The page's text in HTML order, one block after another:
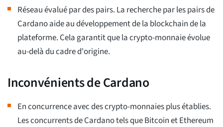
Réseau évalué par des pairs. La recherche par les pairs de
Cardano aide au développement de la blockchain de la
plateforme. Cela garantit que la crypto-monnaie évolue
au-delà du cadre d'origine.
Inconvénients de Cardano
En concurrence avec des crypto-monnaies plus établies.
Les concurrents de Cardano tels que Bitcoin et Ethereum